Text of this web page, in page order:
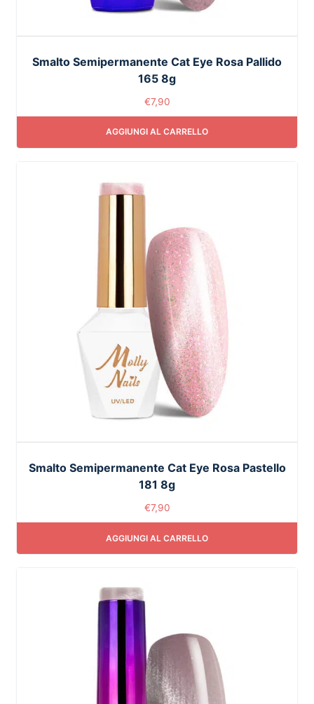
Smalto Semipermanente Cat Eye Rosa Pallido
165 8g
€7,90
AGGIUNGI AL CARRELLO
Smalto Semipermanente Cat Eye Rosa Pastello
181 8g
€7,90
AGGIUNGI AL CARRELLO